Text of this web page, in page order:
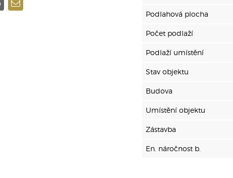
Podlahová plocha
Počet podlaží
Podlaží umístění
Stav objektu
Budova
Umístění objektu
Zástavba
En. náročnost b.